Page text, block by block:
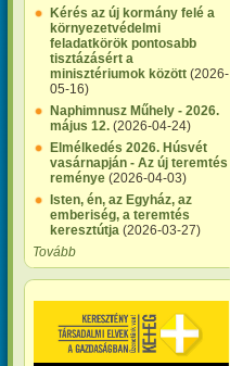
Kérés az új kormány felé a
környezetvédelmi
feladatkörök pontosabb
tisztázásért a
minisztériumok között (2026-
05-16)
Naphimnusz Műhely - 2026.
május 12. (2026-04-24)
Elmélkedés 2026. Húsvét
vasárnapján - Az új teremtés
reménye (2026-04-03)
Isten, én, az Egyház, az
emberiség, a teremtés
keresztútja (2026-03-27)
Tovább